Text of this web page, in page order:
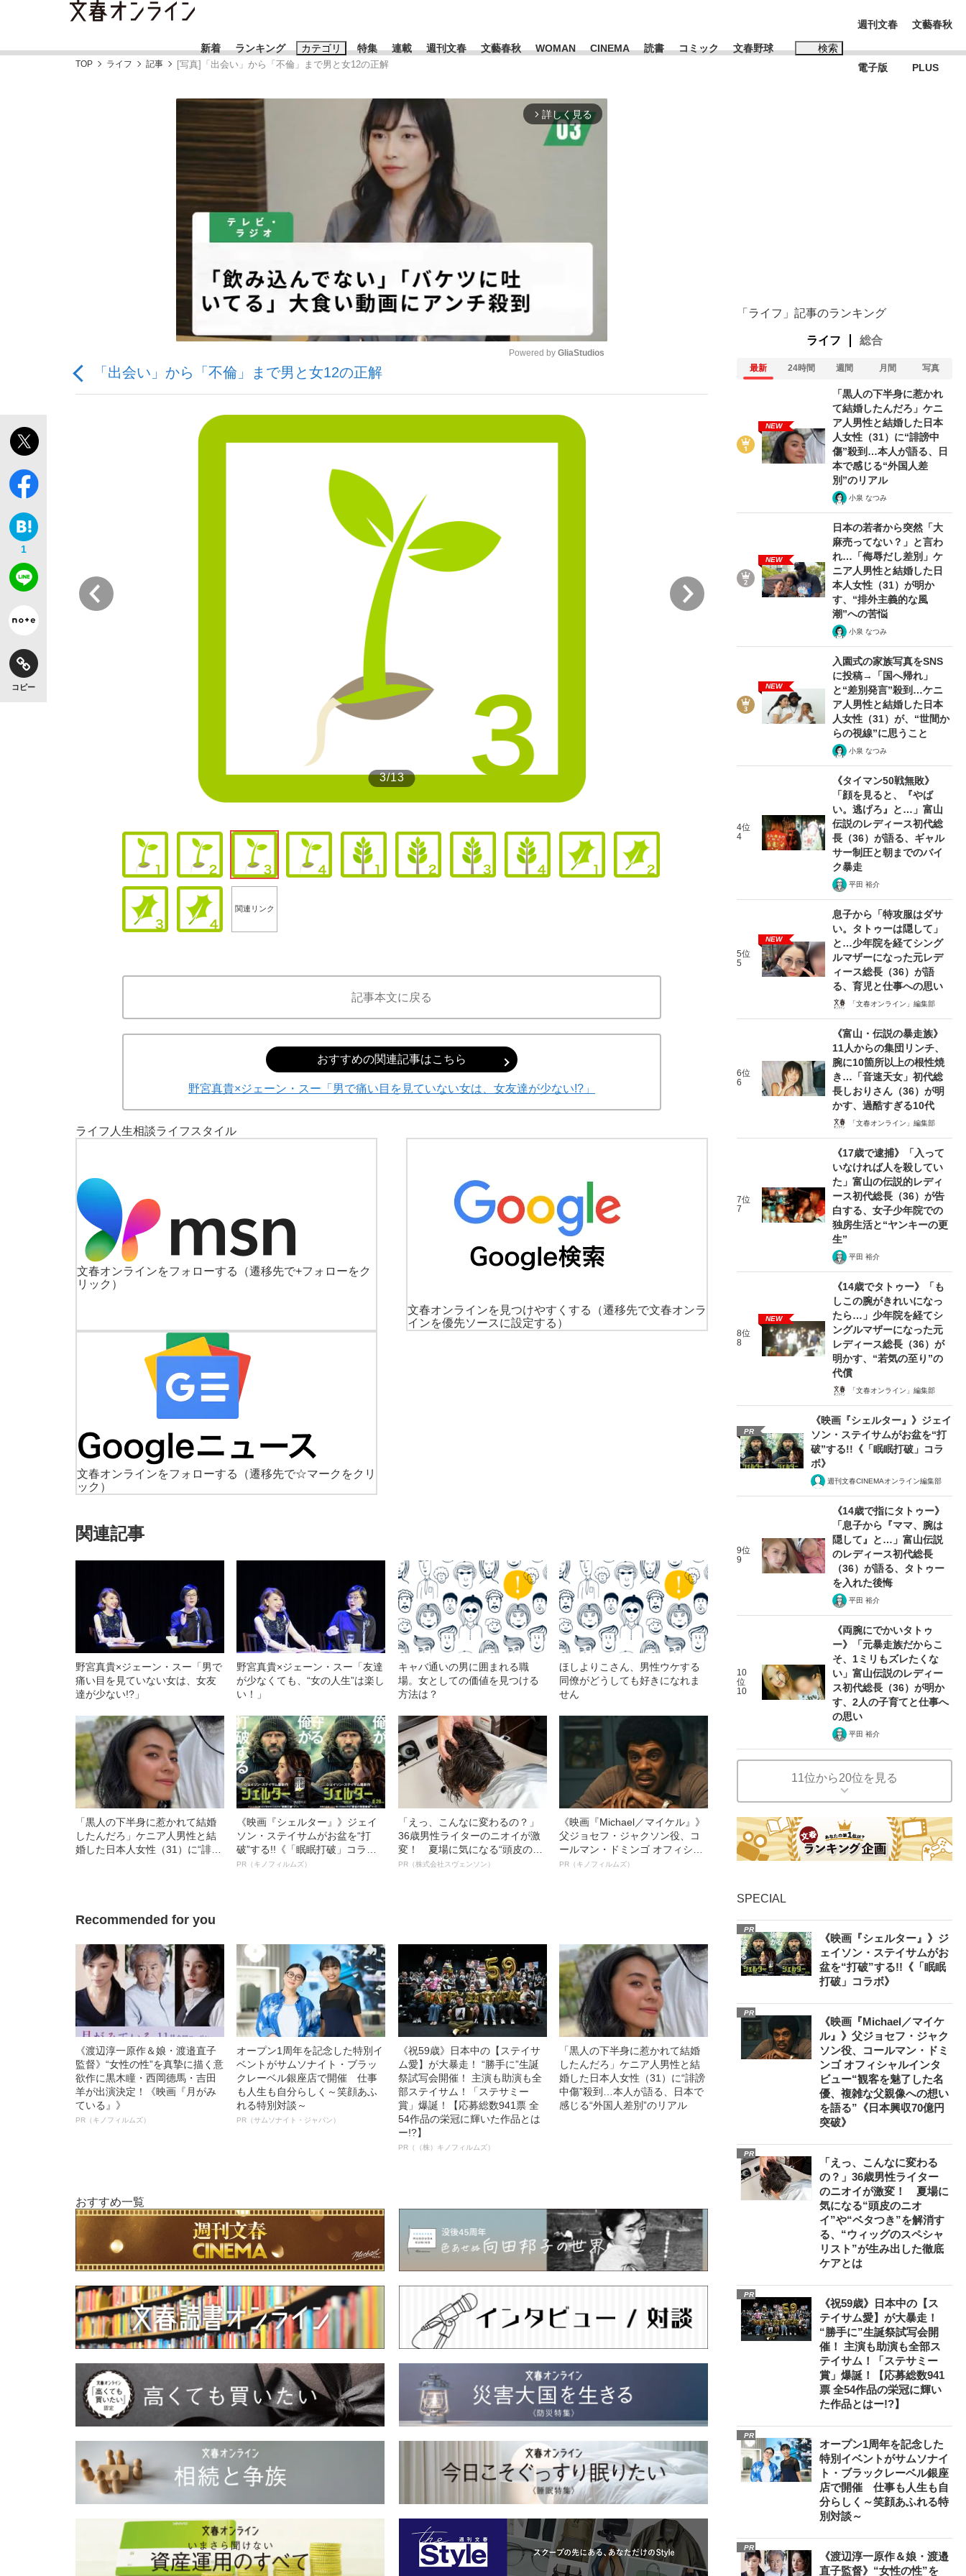
新着 ランキング カテゴリ
《BTS厳戒トーキョー滞在記》RM→渋谷で飲み会、JIN→伊豆の... 「90%は失敗する。でも…」本田圭佑が初めて明かした日本代表監督に...
「敗因分析は一切聞かれなかった」侍ジャパン選手が証言した“NPB聞...
「クマが悪者扱いされているのが悲しい」『北の国から』倉本聰氏（91...
特集
観る将棋、読む将棋
連載 週刊文春 文藝春秋 WOMAN CINEMA 読書 コミック 文春野球 検索
おすすめのキーワードタグ一覧
#藤田晋 #高市早苗 #後藤真希
#玉木雄一郎
#亀和田武
週刊文春
電子版
文藝春秋
PLUS
TOP ライフ 記事 [写真]「出会い」から「不倫」まで男と女12の正解
arrow_forward_ios 詳しく見る
Mute
Powered by GliaStudios
「出会い」から「不倫」まで男と女12の正解
1
コピー
3/13
4/13
関連リンク
記事本文に戻る
おすすめの関連記事はこちら
野宮真貴×ジェーン・スー「男で痛い目を見ていない女は、女友達が少ない!?」
ライフ 人生相談ライフスタイル
文春オンラインをフォローする
（遷移先で+フォローをク
リック）
文春オンラインを見つけやすくする
（遷移先で文春オンラ
インを優先ソースに設定する）
文春オンラインをフォローする
（遷移先で☆マークをクリ
ック）
関連記事
野宮真貴×ジェーン・スー「男で
痛い目を見ていない女は、女友
達が少ない!?」
野宮真貴×ジェーン・スー「友達
が少なくても、“女の人生”は楽し
い！」
キャバ通いの男に囲まれる職
場。女としての価値を見つける
方法は？
ほしよりこさん、男性ウケする
同僚がどうしても好きになれま
せん
「黒人の下半身に惹かれて結婚
したんだろ」ケニア人男性と結
婚した日本人女性（31）に“誹謗
《映画『シェルター』》ジェイ
ソン・ステイサムがお盆を“打
破”する!!《「眠眠打破」コラ
ボ》
PR（キノフィルムズ）
「えっ、こんなに変わるの？」
36歳男性ライターのニオイが激
変！ 夏場に気になる“頭皮のニ
オイ”や“ベタつき”を解消す
PR（株式会社スヴェンソン）
《映画『Michael／マイケル』》
父ジョセフ・ジャクソン役、コ
ールマン・ドミンゴ オフィシャ
ルインタビュー“観客を魅了した
PR（キノフィルムズ）
Recommended for you
《渡辺淳一原作＆娘・渡邉直子
監督》“女性の性”を真摯に描く意
欲作に黒木瞳・西岡德馬・吉田
羊が出演決定！《映画『月がみ
ている』》
PR（キノフィルムズ）
オープン1周年を記念した特別イ
ベントがサムソナイト・ブラッ
クレーベル銀座店で開催 仕事
も人生も自分らしく～笑顔あふ
れる特別対談～
PR（サムソナイト・ジャパン）
《祝59歳》日本中の【ステイサ
ム愛】が大暴走！ “勝手に”生誕
祭試写会開催！ 主演も助演も全
部ステイサム！「ステサミー
賞」爆誕！【応募総数941票 全
54作品の栄冠に輝いた作品とは
ー!?】
PR（（株）キノフィルムズ）
「黒人の下半身に惹かれて結婚
したんだろ」ケニア人男性と結
婚した日本人女性（31）に“誹謗
中傷”殺到…本人が語る、日本で
感じる“外国人差別”のリアル
おすすめ一覧
「ライフ」記事のランキング
ライフ 総合
最新 24時間 週間 月間 写真
NEW
「黒人の下半身に惹かれ
て結婚したんだろ」ケニ
ア人男性と結婚した日本
人女性（31）に“誹謗中
傷”殺到…本人が語る、日
本で感じる“外国人差
別”のリアル
小泉 なつみ
NEW
日本の若者から突然「大
麻売ってない？」と言わ
れ…「侮辱だし差別」ケ
ニア人男性と結婚した日
本人女性（31）が明か
す、“排外主義的な風
潮”への苦悩
小泉 なつみ
NEW
入園式の家族写真をSNS
に投稿→「国へ帰れ」
と“差別発言”殺到…ケニ
ア人男性と結婚した日本
人女性（31）が、“世間か
らの視線”に思うこと
小泉 なつみ
4位
4
《タイマン50戦無敗》
「顔を見ると、『やば
い。逃げろ』と…」富山
伝説のレディース初代総
長（36）が語る、ギャル
サー制圧と朝までのバイ
ク暴走
平田 裕介
5位
5
NEW
息子から「特攻服はダサ
い。タトゥーは隠して」
と…少年院を経てシング
ルマザーになった元レデ
ィース総長（36）が語
る、育児と仕事への思い
「文春オンライン」編集部
6位
6
《富山・伝説の暴走族》
11人からの集団リンチ、
腕に10箇所以上の根性焼
き…「音速天女」初代総
長しおりさん（36）が明
かす、過酷すぎる10代
「文春オンライン」編集部
7位
7
《17歳で逮捕》「入って
いなければ人を殺してい
た」富山の伝説的レディ
ース初代総長（36）が告
白する、女子少年院での
独房生活と“ヤンキーの更
生”
平田 裕介
8位
8
NEW
《14歳でタトゥー》「も
しこの腕がきれいになっ
たら…」少年院を経てシ
ングルマザーになった元
レディース総長（36）が
明かす、“若気の至り”の
代償
「文春オンライン」編集部
PR
《映画『シェルター』》ジェイ
ソン・ステイサムがお盆を“打
破”する!!《「眠眠打破」コラ
ボ》
週刊文春CINEMAオンライン編集部
9位
9
《14歳で指にタトゥー》
「息子から『ママ、腕は
隠して』と…」富山伝説
のレディース初代総長
（36）が語る、タトゥー
を入れた後悔
平田 裕介
10
位
10
《両腕にでかいタトゥ
ー》「元暴走族だからこ
そ、1ミリもズレたくな
い」富山伝説のレディー
ス初代総長（36）が明か
す、2人の子育てと仕事へ
の思い
平田 裕介
11位から20位を見る
SPECIAL
PR
《映画『シェルター』》ジ
ェイソン・ステイサムがお
盆を“打破”する!!《「眠眠
打破」コラボ》
PR
《映画『Michael／マイケ
ル』》父ジョセフ・ジャク
ソン役、コールマン・ドミ
ンゴ オフィシャルインタ
ビュー“観客を魅了した名
優、複雑な父親像への想い
を語る”《日本興収70億円
突破》
PR
「えっ、こんなに変わる
の？」36歳男性ライター
のニオイが激変！ 夏場に
気になる“頭皮のニオ
イ”や“ベタつき”を解消す
る、“ウィッグのスペシャ
リスト”が生み出した徹底
ケアとは
PR
《祝59歳》日本中の【ス
テイサム愛】が大暴走！
“勝手に”生誕祭試写会開
催！ 主演も助演も全部ス
テイサム！「ステサミー
賞」爆誕！【応募総数941
票 全54作品の栄冠に輝い
た作品とはー!?】
PR
オープン1周年を記念した
特別イベントがサムソナイ
ト・ブラックレーベル銀座
店で開催 仕事も人生も自
分らしく～笑顔あふれる特
別対談～
PR
《渡辺淳一原作＆娘・渡邉
直子監督》“女性の性”を